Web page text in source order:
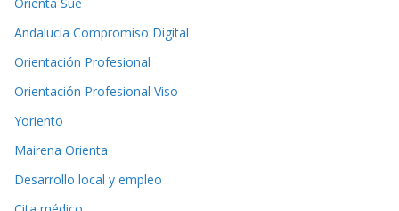
Andalucía Compromiso Digital
Orientación Profesional
Orientación Profesional Viso
Yoriento
Mairena Orienta
Desarrollo local y empleo